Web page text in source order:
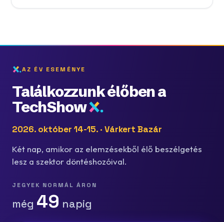
AZ ÉV ESEMÉNYE
Találkozzunk élőben a
TechShow
2026. október 14-15. · Várkert Bazár
Két nap, amikor az elemzésekből élő beszélgetés
lesz a szektor döntéshozóival.
JEGYEK NORMÁL ÁRON
még 49 napig